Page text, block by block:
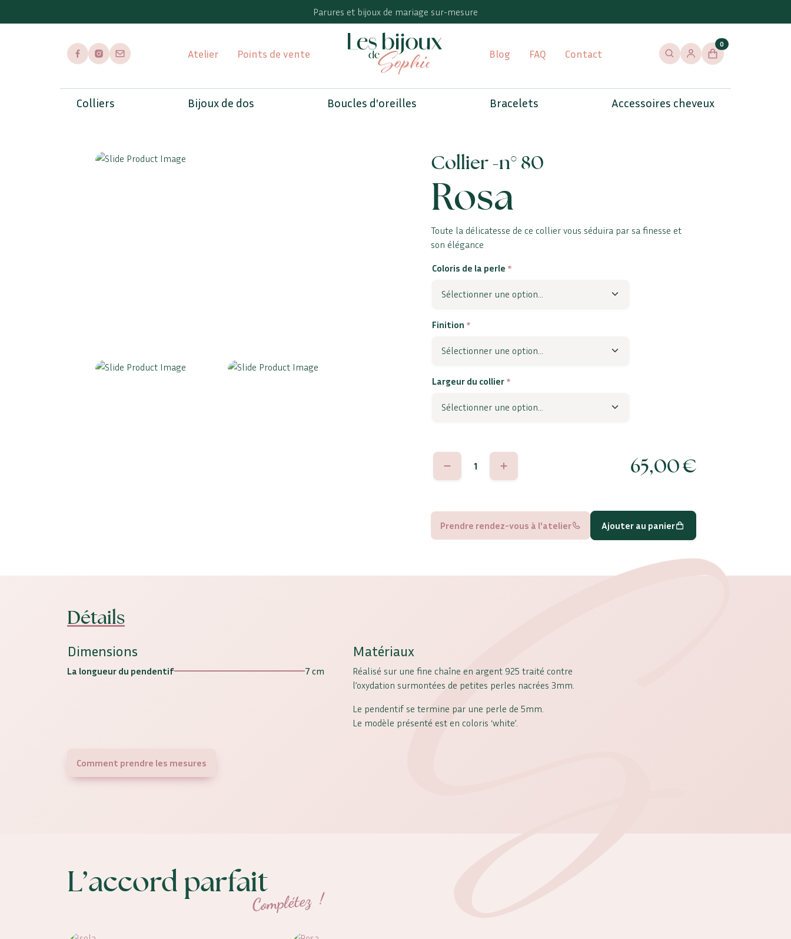
Parures et bijoux de mariage sur-mesure
Atelier Points de vente Blog FAQ Contact
Page Facebook
Page Instagram
Envoyer un mail RechercherSe connecter / s'inscrire
Panier
0
Colliers Bijoux de dos Boucles d'oreilles Bracelets Accessoires cheveux
Collier -n° 80
Rosa
Toute la délicatesse de ce collier vous séduira par sa finesse et
son élégance
Coloris de la perle *
Finition *
Largeur du collier *
quantité
65,00€
Prendre rendez-vous à l'atelier Ajouter au panier
Détails
Dimensions
La longueur du pendentif 7 cm
Matériaux
Réalisé sur une fine chaîne en argent 925 traité contre
l’oxydation surmontées de petites perles nacrées 3mm.
Le pendentif se termine par une perle de 5mm.
Le modèle présenté est en coloris ‘white’.
Comment prendre les mesures
L’accord parfait
Complétez !